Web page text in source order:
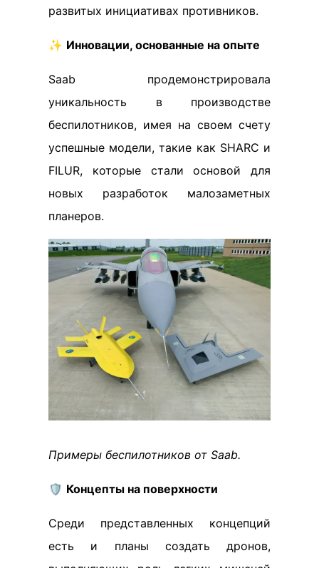
развитых инициативах противников.
✨ Инновации, основанные на опыте
Saab продемонстрировала
уникальность в производстве
беспилотников, имея на своем счету
успешные модели, такие как SHARC и
FILUR, которые стали основой для
новых разработок малозаметных
планеров.
Примеры беспилотников от Saab.
🛡️ Концепты на поверхности
Среди представленных концепций
есть и планы создать дронов,